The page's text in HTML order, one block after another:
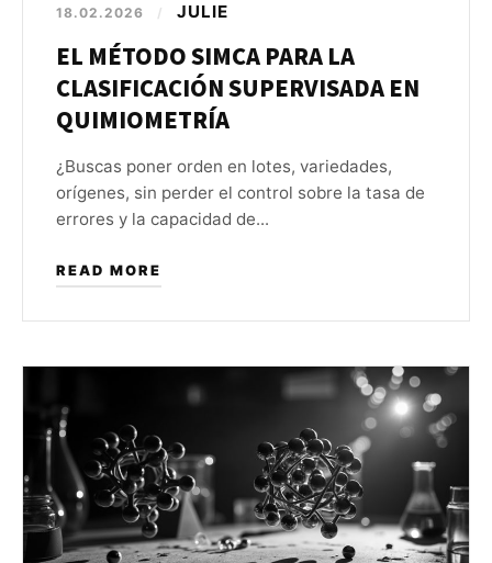
18.02.2026 / JULIE
EL MÉTODO SIMCA PARA LA
CLASIFICACIÓN SUPERVISADA EN
QUIMIOMETRÍA
¿Buscas poner orden en lotes, variedades,
orígenes, sin perder el control sobre la tasa de
errores y la capacidad de...
READ MORE